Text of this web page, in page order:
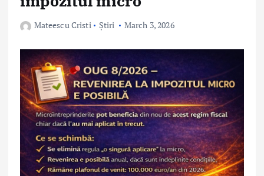
Mateescu Cristi Știri March 3, 2026